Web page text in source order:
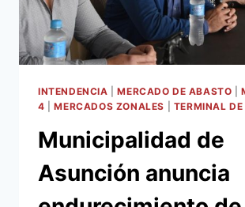
INTENDENCIA |MERCADO DE ABASTO |
4 |MERCADOS ZONALES TERMINAL
Municipalidad de
Asunción anuncia